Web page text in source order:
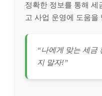
정확한 정보를 통해 세
고 사업 운영에 도움을
“나에게 맞는 세금
지 말자!”